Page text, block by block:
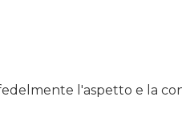
l'aspetto e la